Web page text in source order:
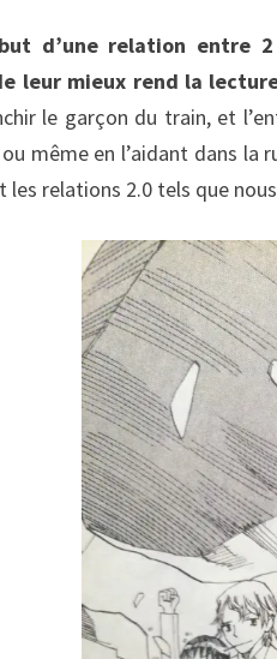
d’une relation entre
leur mieux rend la
le garçon du train, et
même en l’aidant dans la
relations 2.0 tels que